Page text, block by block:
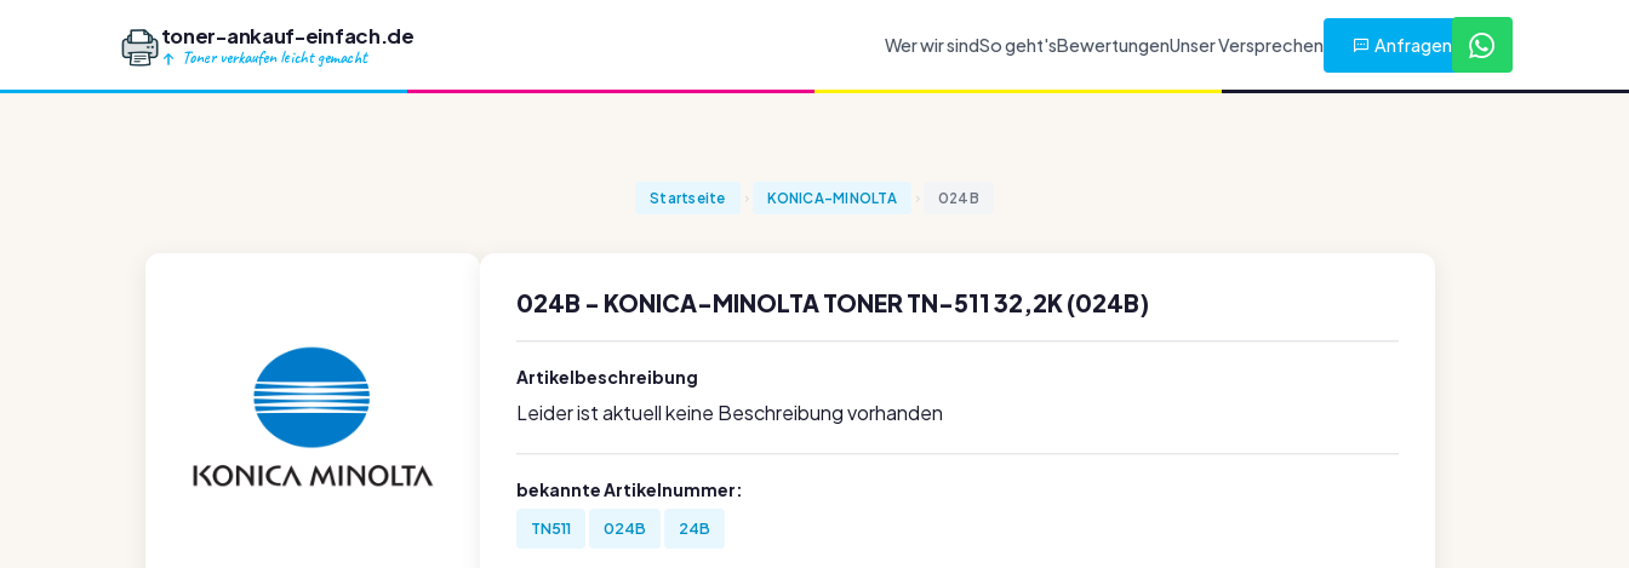
toner-ankauf-einfach.de
Toner verkaufen leicht gemacht
Wer wir sindSo geht'sBewertungenUnser Versprechen Anfragen
Startseite KONICA-MINOLTA 024B
024B - KONICA-MINOLTA TONER TN-511 32,2K (024B)
Artikelbeschreibung
Leider ist aktuell keine Beschreibung vorhanden
bekannte Artikelnummer:
TN511 024B 24B